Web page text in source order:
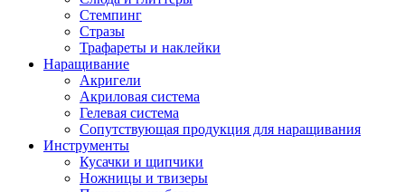
Стемпинг
Стразы
Трафареты и наклейки
Наращивание
Акригели
Акриловая система
Гелевая система
Сопутствующая продукция для наращивания
Инструменты
Кусачки и щипчики
Ножницы и твизеры